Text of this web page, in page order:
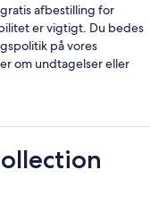
afbestilling for
er vigtigt. Du bedes
på vores
om undtagelser eller